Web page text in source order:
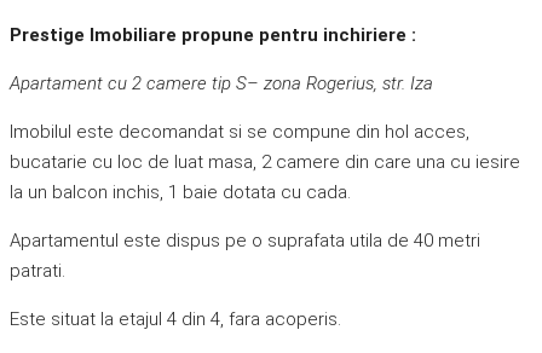
Prestige Imobiliare propune pentru inchiriere :
Apartament cu 2 camere tip S– zona Rogerius, str. Iza
Imobilul este decomandat si se compune din hol acces,
bucatarie cu loc de luat masa, 2 camere din care una cu iesire
la un balcon inchis, 1 baie dotata cu cada.
Apartamentul este dispus pe o suprafata utila de 40 metri
patrati.
Este situat la etajul 4 din 4, fara acoperis.